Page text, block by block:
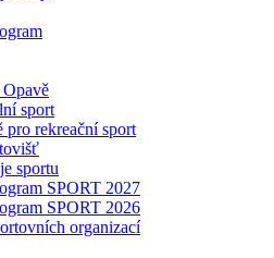
sport
pro rekreační sport
sportu
SPORT 2027
SPORT 2026
organizací